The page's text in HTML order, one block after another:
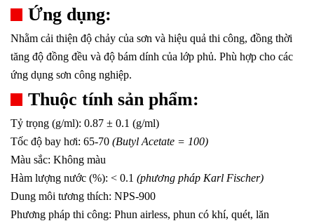
Ứng dụng:
Nhằm cải thiện độ chảy của sơn và hiệu quả thi công, đồng thời
tăng độ đồng đều và độ bám dính của lớp phủ. Phù hợp cho các
ứng dụng sơn công nghiệp.
Thuộc tính sản phẩm:
Tỷ trọng (g/ml): 0.87 ± 0.1 (g/ml)
Tốc độ bay hơi: 65-70 (Butyl Acetate = 100)
Màu sắc: Không màu
Hàm lượng nước (%): < 0.1 (phương pháp Karl Fischer)
Dung môi tương thích: NPS-900
Phương pháp thi công: Phun airless, phun có khí, quét, lăn